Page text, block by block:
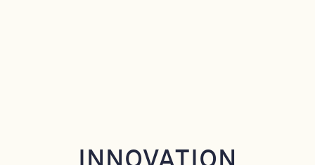
INNOVATION